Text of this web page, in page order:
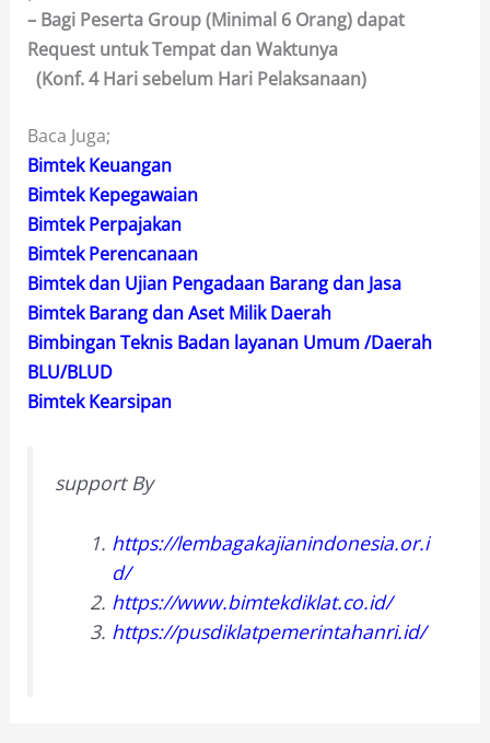
– Bagi Peserta Group (Minimal 6 Orang) dapat
Request untuk Tempat dan Waktunya
(Konf. 4 Hari sebelum Hari Pelaksanaan)
Baca Juga;
Bimtek Keuangan
Bimtek Kepegawaian
Bimtek Perpajakan
Bimtek Perencanaan
Bimtek dan Ujian Pengadaan Barang dan Jasa
Bimtek Barang dan Aset Milik Daerah
Bimbingan Teknis Badan layanan Umum /Daerah
BLU/BLUD
Bimtek Kearsipan
support By
https://lembagakajianindonesia.or.i
d/
https://www.bimtekdiklat.co.id/
https://pusdiklatpemerintahanri.id/